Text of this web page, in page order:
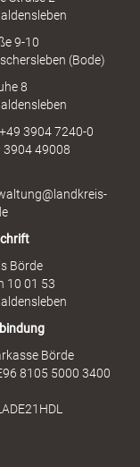
9-10
(Bode)
8
3904 7240-0
3904 49008
Börde
10 01 53
Börde
8105 5000 3400